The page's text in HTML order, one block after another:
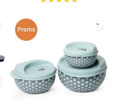
Promo